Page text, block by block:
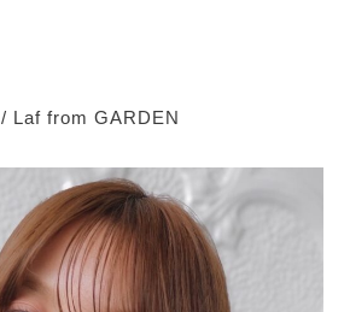
/ Laf from GARDEN